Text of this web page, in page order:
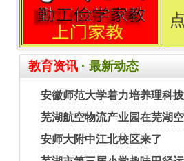
教育资讯 · 最新动态
安徽师范大学着力培养理科
芜湖航空物流产业园在芜湖
安师大附中江北校区来了